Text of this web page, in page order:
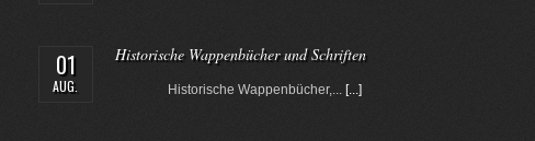
01
AUG.
Historische Wappenbücher und Schriften
Historische Wappenbücher,... [...]